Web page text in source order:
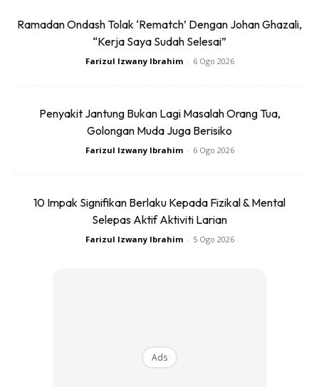
Paras minyak brek juga penting untuk keselamatan anda.
Anda boleh periksa parasnya menerusi penanda pada
bekas atau tabung minyak brek. Pastikan ia antara
BACA: Bila Kereta Terjunam Ke Dalam Air, Ini Langkah
Yang Boleh Selamatkan Nyawa Anda!
Ramadan Ondash Tolak ‘Rematch’ Dengan Johan Ghazali,
“Kerja Saya Sudah Selesai”
Farizul Izwany Ibrahim - 6 Ogo 2026
Penyakit Jantung Bukan Lagi Masalah Orang Tua,
Golongan Muda Juga Berisiko
Farizul Izwany Ibrahim - 6 Ogo 2026
10 Impak Signifikan Berlaku Kepada Fizikal & Mental
Selepas Aktif Aktiviti Larian
Farizul Izwany Ibrahim - 5 Ogo 2026
Ads